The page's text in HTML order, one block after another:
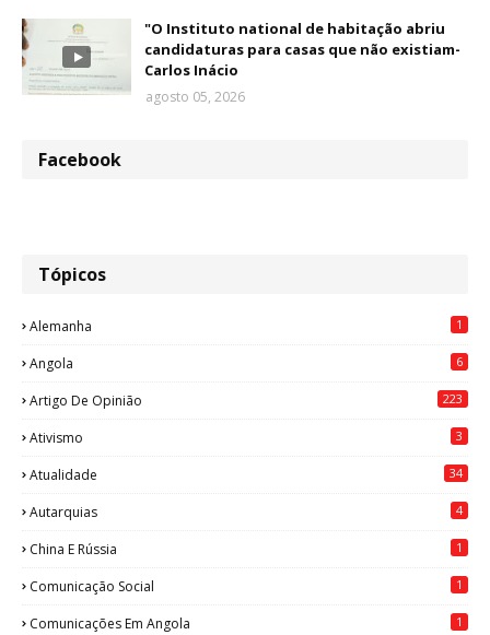
"O Instituto national de habitação abriu
candidaturas para casas que não existiam-
Carlos Inácio
agosto 05, 2026
Facebook
Tópicos
Alemanha 1
Angola 6
Artigo De Opinião 223
Ativismo 3
Atualidade 34
Autarquias 4
China E Rússia 1
Comunicação Social 1
Comunicações Em Angola 1